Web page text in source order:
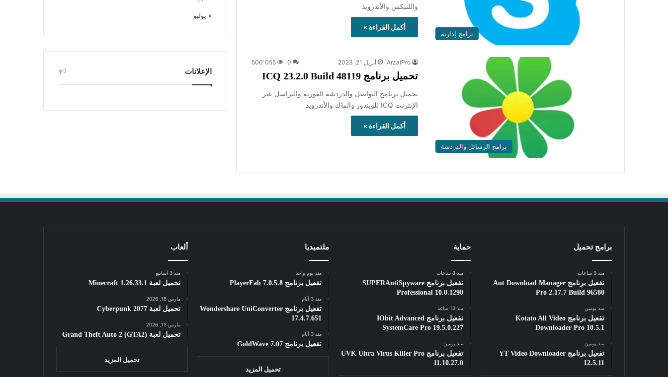
برامج إدارية
واللنيكس والأندرويد
أكمل القراءة »
برامج الرسائل والدردشة
ArzalPro أبريل 21, 2023 0 500٬055
تحميل برنامج ICQ 23.2.0 Build 48119
تحميل برنامج التواصل والدردشة الفورية والتراسل عبر
الإنترنت ICQ للويندوز والماك والأندرويد
أكمل القراءة »
« يوليو
الإعلانات
برامج تحميل
منذ 9 ساعات
تفعيل برنامج Ant Download Manager
Pro 2.17.7 Build 96580
منذ يومين
تفعيل برنامج Kotato All Video
Downloader Pro 10.5.1
منذ يومين
تفعيل برنامج YT Video Downloader
12.5.11
حماية
منذ 8 ساعات
تفعيل برنامج SUPERAntiSpyware
Professional 10.0.1290
منذ 13 ساعة
تفعيل برنامج IObit Advanced
SystemCare Pro 19.5.0.227
منذ يومين
تفعيل برنامج UVK Ultra Virus Killer Pro
11.10.27.0
ملتميديا
منذ يوم واحد
تفعيل برنامج PlayerFab 7.0.5.8
منذ 3 أيام
تفعيل برنامج Wondershare UniConverter
17.4.7.651
منذ 3 أيام
تفعيل برنامج GoldWave 7.07
تحميل المزيد
ألعاب
منذ 3 أسابيع
تحميل لعبة Minecraft 1.26.33.1
مارس 18, 2026
تحميل لعبة Cyberpunk 2077
مارس 13, 2026
تحميل لعبة Grand Theft Auto 2 (GTA2)
تحميل المزيد